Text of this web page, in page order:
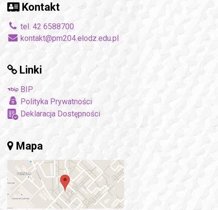
Kontakt
tel. 42 6588700
kontakt@pm204.elodz.edu.pl
Linki
BIP
Polityka Prywatności
Deklaracja Dostępności
Mapa